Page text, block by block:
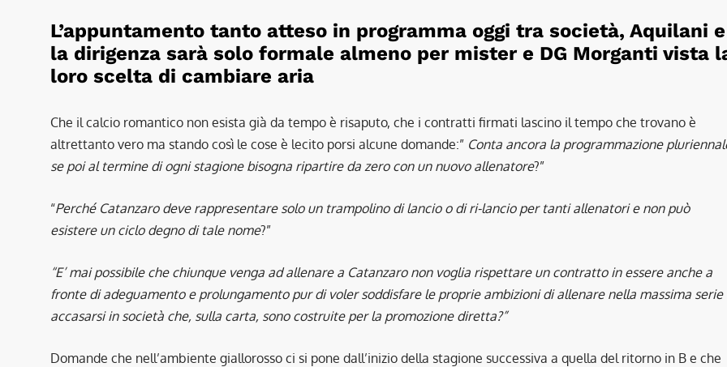
L’appuntamento tanto atteso in programma oggi tra società, Aquilani e
la dirigenza sarà solo formale almeno per mister e DG Morganti vista
loro scelta di cambiare aria
Che il calcio romantico non esista già da tempo è risaputo, che i contratti firmati lascino il tempo che trovano è
altrettanto vero ma stando così le cose è lecito porsi alcune domande:” Conta ancora la programmazione
se poi al termine di ogni stagione bisogna ripartire da zero con un nuovo allenatore?”
“Perché Catanzaro deve rappresentare solo un trampolino di lancio o di ri-lancio per tanti allenatori e non può
esistere un ciclo degno di tale nome?”
“E’ mai possibile che chiunque venga ad allenare a Catanzaro non voglia rispettare un contratto in essere anche a
fronte di adeguamento e prolungamento pur di voler soddisfare le proprie ambizioni di allenare nella massima serie
accasarsi in società che, sulla carta, sono costruite per la promozione diretta?”
Domande che nell’ambiente giallorosso ci si pone dall’inizio della stagione successiva a quella del ritorno in B e che